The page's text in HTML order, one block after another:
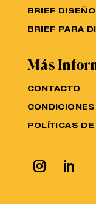
BRIEF
BRIEF PARA
Más
CONTACTO
POLÍTICAS